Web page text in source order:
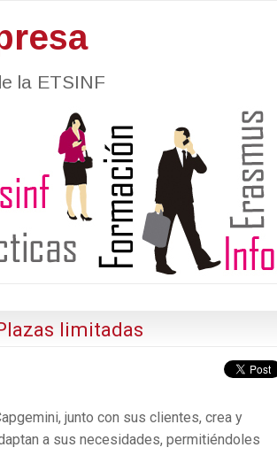
la ETSINF
limitadas
junto con sus clientes, crea y
a sus necesidades, permitiéndoles